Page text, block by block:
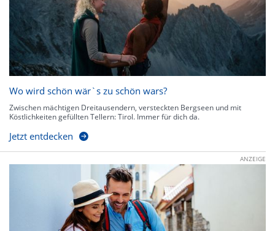
Wo wird schön wär`s zu schön wars?
Zwischen mächtigen Dreitausendern, versteckten Bergseen und mit
Köstlichkeiten gefüllten Tellern: Tirol. Immer für dich da.
Jetzt entdecken
ANZEIGE